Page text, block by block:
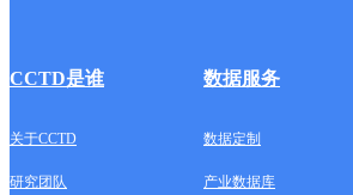
CCTD是谁 数据服务
关于CCTD 数据定制
研究团队 产业数据库